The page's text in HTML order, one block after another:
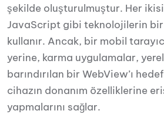
şekilde oluşturulmuştur. Her
JavaScript gibi teknolojilerin
kullanır. Ancak, bir mobil
yerine, karma uygulamalar,
barındırılan bir WebView’ı
cihazın donanım özelliklerine
yapmalarını sağlar.